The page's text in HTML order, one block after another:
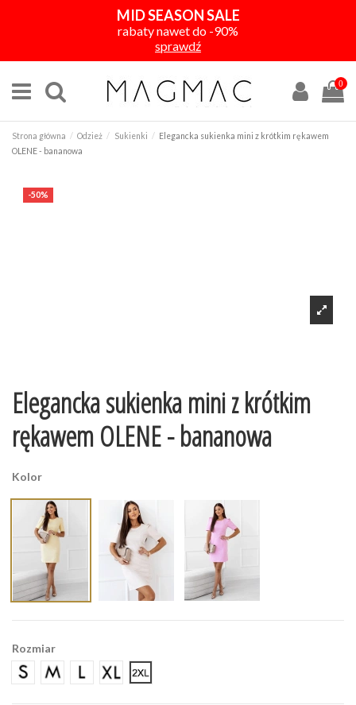
MID SEASON SALE
rabaty nawet do -90%
sprawdź
0
Strona główna Odzież Sukienki
Elegancka sukienka mini z krótkim rękawem
OLENE - bananowa
-50%
Elegancka sukienka mini z krótkim
rękawem OLENE - bananowa
Kolor
Rozmiar
S
M XL 2XL